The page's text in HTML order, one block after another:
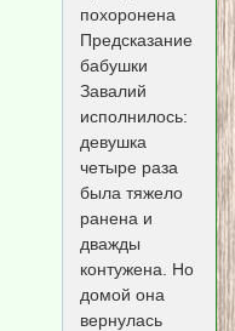
похоронена
Предсказание
бабушки
Завалий
исполнилось:
девушка
четыре раза
была тяжело
ранена и
дважды
контужена. Но
домой она
вернулась